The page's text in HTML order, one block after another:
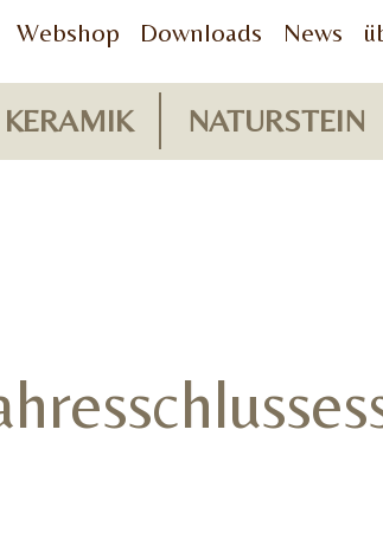
Webshop Downloads News
KERAMIK NATURSTEIN